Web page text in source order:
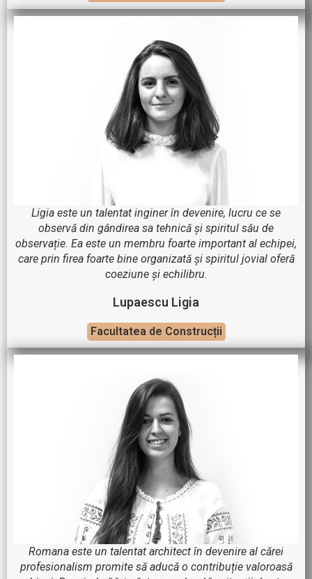
Ligia este un talentat inginer în devenire, lucru ce se
observă din gândirea sa tehnică și spiritul său de
observație. Ea este un membru foarte important al echipei,
care prin firea foarte bine organizată și spiritul jovial oferă
coeziune și echilibru.
Lupaescu Ligia
Facultatea de Construcții
Romana este un talentat architect în devenire al cărei
profesionalism promite să aducă o contribuție valoroasă